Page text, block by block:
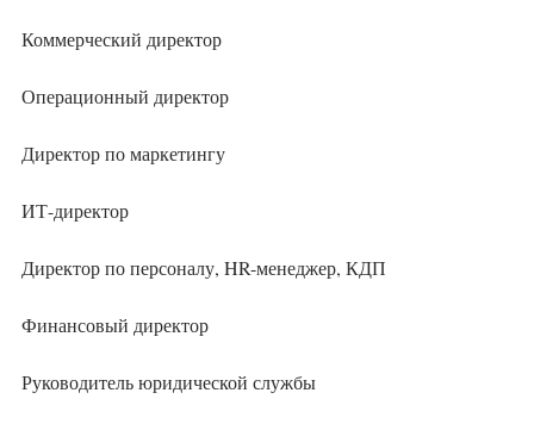
Коммерческий директор
Операционный директор
Директор по маркетингу
ИТ-директор
Директор по персоналу, HR-менеджер, КДП
Финансовый директор
Руководитель юридической службы